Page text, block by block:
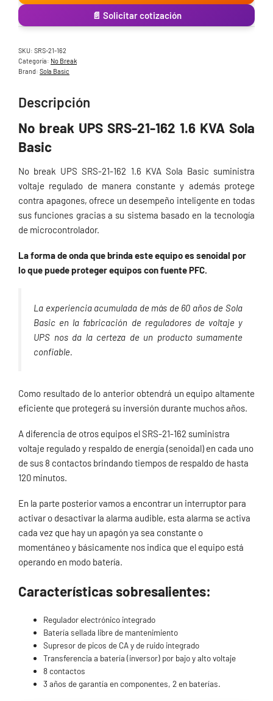
📄 Solicitar cotización
SKU: SRS-21-162
Categoría: No Break
Brand: Sola Basic
Descripción
No break UPS SRS-21-162 1.6 KVA Sola
Basic
No break UPS SRS-21-162 1.6 KVA Sola Basic suministra
voltaje regulado de manera constante y además protege
contra apagones, ofrece un desempeño inteligente en todas
sus funciones gracias a su sistema basado en la tecnología
de microcontrolador.
La forma de onda que brinda este equipo es senoidal por
lo que puede proteger equipos con fuente PFC.
La experiencia acumulada de más de 60 años de Sola
Basic en la fabricación de reguladores de voltaje y
UPS nos da la certeza de un producto sumamente
confiable.
Como resultado de lo anterior obtendrá un equipo altamente
eficiente que protegerá su inversión durante muchos años.
A diferencia de otros equipos el SRS-21-162 suministra
voltaje regulado y respaldo de energía (senoidal) en cada uno
de sus 8 contactos brindando tiempos de respaldo de hasta
120 minutos.
En la parte posterior vamos a encontrar un interruptor para
activar o desactivar la alarma audible, esta alarma se activa
cada vez que hay un apagón ya sea constante o
momentáneo y básicamente nos indica que el equipo está
operando en modo batería.
Características sobresalientes:
Regulador electrónico integrado
Batería sellada libre de mantenimiento
Supresor de picos de CA y de ruido integrado
Transferencia a batería (inversor) por bajo y alto voltaje
8 contactos
3 años de garantía en componentes, 2 en baterías.